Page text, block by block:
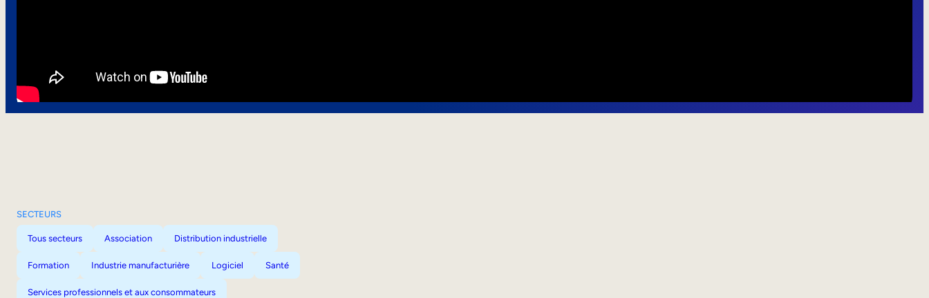
SECTEURS
Tous secteurs Association Distribution industrielle
Formation Industrie manufacturière Logiciel Santé
Services professionnels et aux consommateurs